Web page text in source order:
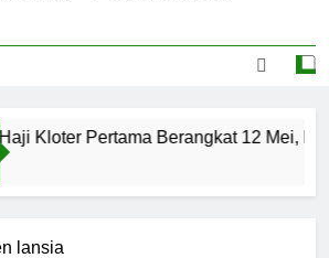
Kloter Pertama Berangkat 12 Mei,
lansia